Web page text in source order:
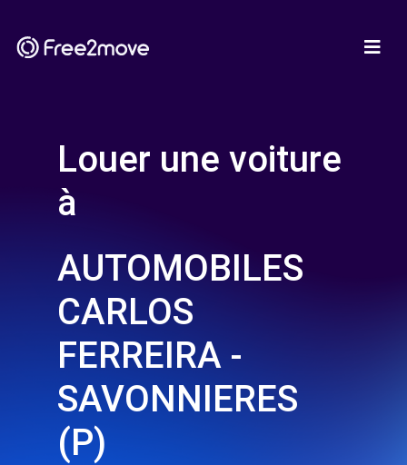
Louer une voiture
à
AUTOMOBILES
CARLOS
FERREIRA -
SAVONNIERES
(P)